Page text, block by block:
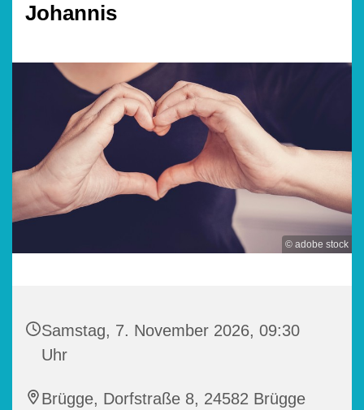
Johannis
© adobe stock
Samstag, 7. November 2026, 09:30
Uhr
Brügge, Dorfstraße 8, 24582 Brügge